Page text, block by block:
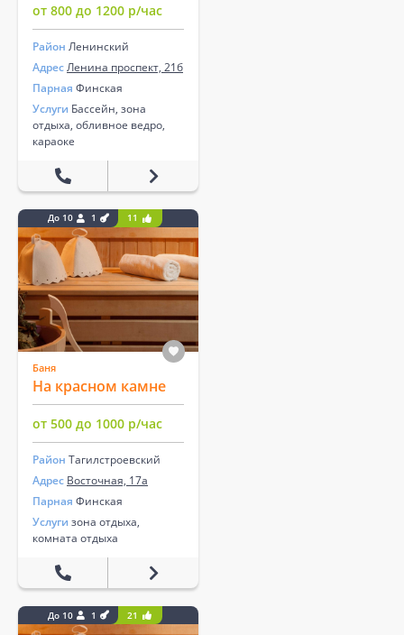
от 800 до 1200 р/час
Район Ленинский
АдресЛенина проспект, 21б
Парная Финская
Услуги Бассейн, зона
отдыха, обливное ведро,
караоке
До 10 1 11
Баня
На красном камне
от 500 до 1000 р/час
Район Тагилстроевский
Адрес Восточная, 17а
Парная Финская
Услуги зона отдыха,
комната отдыха
До 10 1 21